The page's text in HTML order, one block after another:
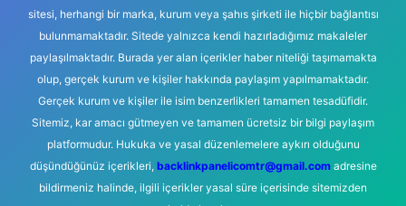
sitesi, herhangi bir marka, kurum veya şahıs şirketi ile hiçbir bağlantısı
bulunmamaktadır. Sitede yalnızca kendi hazırladığımız makaleler
paylaşılmaktadır. Burada yer alan içerikler haber niteliği taşımamakta
olup, gerçek kurum ve kişiler hakkında paylaşım yapılmamaktadır.
Gerçek kurum ve kişiler ile isim benzerlikleri tamamen tesadüfidir.
Sitemiz, kar amacı gütmeyen ve tamamen ücretsiz bir bilgi paylaşım
platformudur. Hukuka ve yasal düzenlemelere aykırı olduğunu
düşündüğünüz içerikleri, backlinkpanelicomtr@gmail.comadresine
bildirmeniz halinde, ilgili içerikler yasal süre içerisinde sitemizden